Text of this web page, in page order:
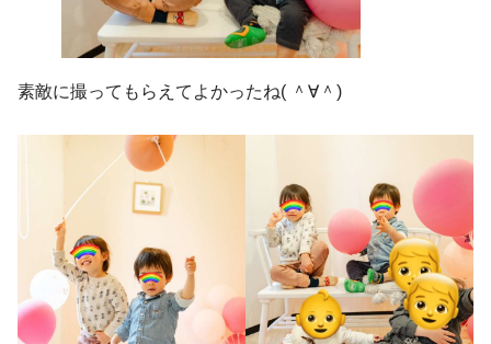
素敵に撮ってもらえてよかったね( ＾∀＾)